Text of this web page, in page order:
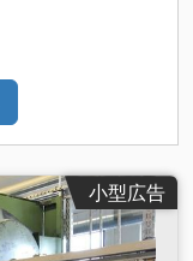
小型広告